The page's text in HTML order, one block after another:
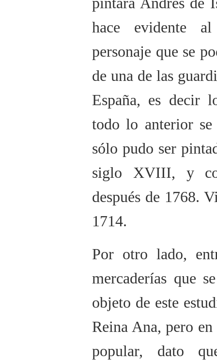
hace evidente
personaje que se
de una de las
España, es decir
todo lo anterior se
sólo pudo ser
siglo XVIII, y
después de 1768.
1714.
Por otro lado,
mercaderías que
objeto de este
Reina Ana, pero
popular, dato